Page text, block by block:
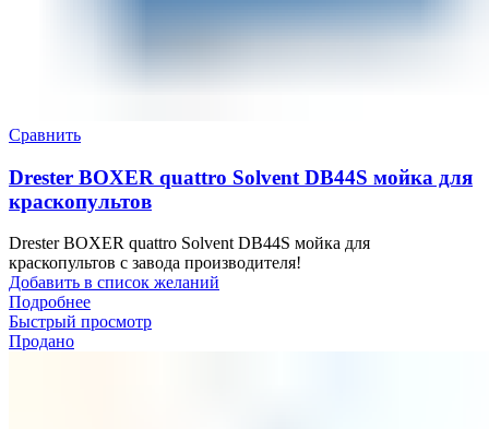
Сравнить
Drester BOXER quattro Solvent DB44S мойка для
краскопультов
Drester BOXER quattro Solvent DB44S мойка для
краскопультов с завода производителя!
Добавить в список желаний
Подробнее
Быстрый просмотр
Продано